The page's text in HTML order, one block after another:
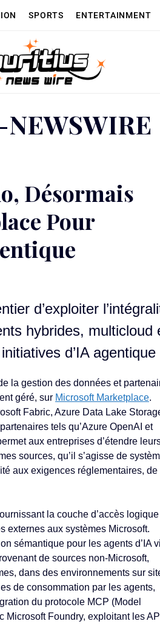
SPORTS ENTERTAINMENT
Désormais
Pour
d’exploiter
hybrides, multicloud
d’IA agentique
la gestion des données et
géré, sur Microsoft Marketplace.
Fabric, Azure Data Lake
tels qu’Azure OpenAI et
aux entreprises d’étendre
sources, qu’il s’agisse de
aux exigences réglementaires, de
la couche d’accès logique
externes aux systèmes Microsoft.
sémantique pour les agents d’IA
de sources non-Microsoft,
dans des environnements sur
de consommation par les agents,
du protocole MCP (Model
Microsoft Foundry, exploitant les API